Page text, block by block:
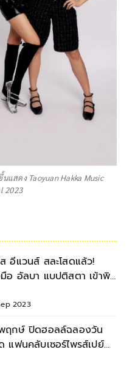
นแสดง Taoyuan Hakka Music
2023
อีแวนส์ สละโสดแล้ว!
อ อัลบา แบปติสตา เข้าพิธี
2023
ฤกษ์ ปิดฮอลล์ฉลองวัน
แฟนคลับเซอร์ไพรส์เปย์